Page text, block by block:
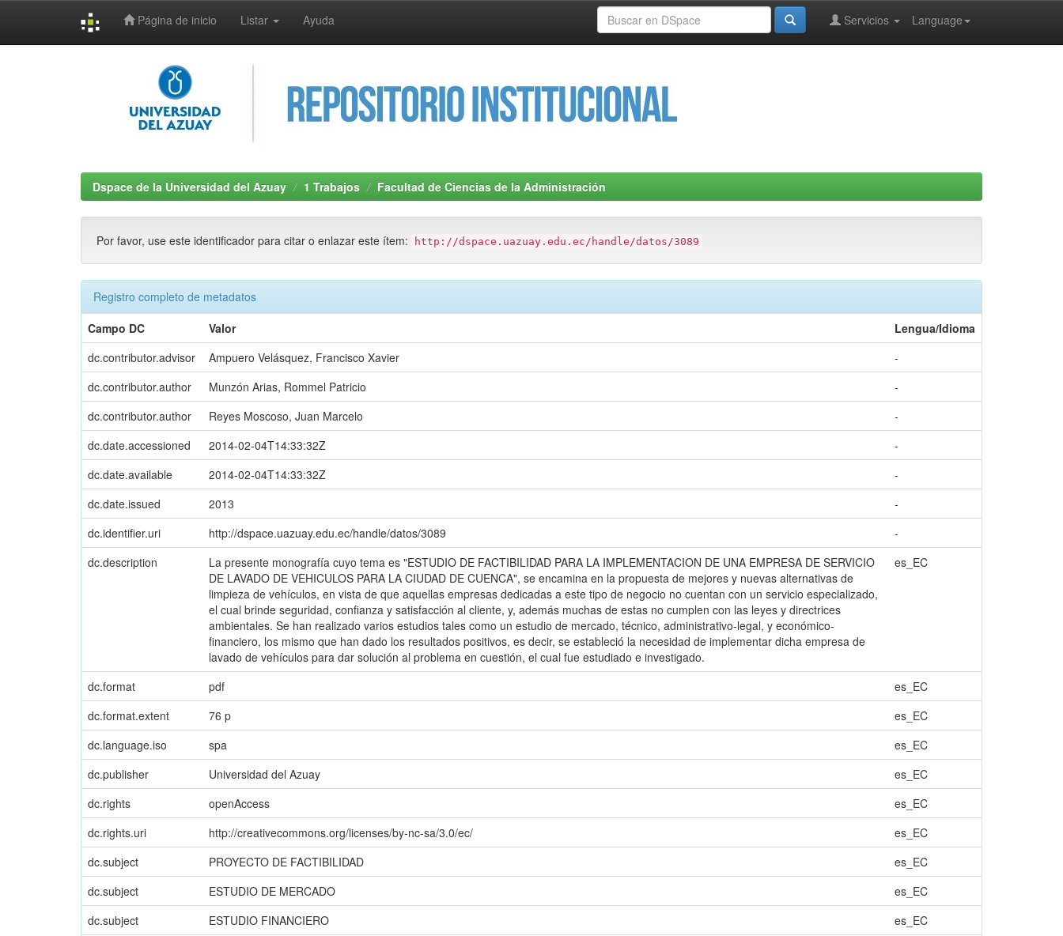
Página de inicio Listar Ayuda Language
Servicios
Dspace de la Universidad del Azuay 1 Trabajos Facultad de Ciencias de la Administración
Por favor, use este identificador para citar o enlazar este ítem: http://dspace.uazuay.edu.ec/handle/datos/3089
Registro completo de metadatos
Campo DC
Valor
Lengua/Idioma
dc.contributor.advisor
Ampuero Velásquez, Francisco Xavier
-
dc.contributor.author
Munzón Arias, Rommel Patricio
-
dc.contributor.author
Reyes Moscoso, Juan Marcelo
-
dc.date.accessioned
2014-02-04T14:33:32Z
-
dc.date.available
2014-02-04T14:33:32Z
-
dc.date.issued
2013
-
dc.identifier.uri
http://dspace.uazuay.edu.ec/handle/datos/3089
-
dc.description
La presente monografía cuyo tema es "ESTUDIO DE FACTIBILIDAD PARA LA IMPLEMENTACION DE UNA EMPRESA DE SERVICIO
DE LAVADO DE VEHICULOS PARA LA CIUDAD DE CUENCA", se encamina en la propuesta de mejores y nuevas alternativas de
limpieza de vehículos, en vista de que aquellas empresas dedicadas a este tipo de negocio no cuentan con un servicio especializado,
el cual brinde seguridad, confianza y satisfacción al cliente, y, además muchas de estas no cumplen con las leyes y directrices
ambientales. Se han realizado varios estudios tales como un estudio de mercado, técnico, administrativo-legal, y económico-
financiero, los mismo que han dado los resultados positivos, es decir, se estableció la necesidad de implementar dicha empresa de
lavado de vehículos para dar solución al problema en cuestión, el cual fue estudiado e investigado.
es_EC
dc.format pdf
es_EC
dc.format.extent
76 p
es_EC
dc.language.iso
spa
es_EC
dc.publisher
Universidad del Azuay
es_EC
dc.rights
openAccess
es_EC
dc.rights.uri
http://creativecommons.org/licenses/by-nc-sa/3.0/ec/
es_EC
dc.subject
PROYECTO DE FACTIBILIDAD
es_EC
dc.subject
ESTUDIO DE MERCADO
es_EC
dc.subject
ESTUDIO FINANCIERO
es_EC